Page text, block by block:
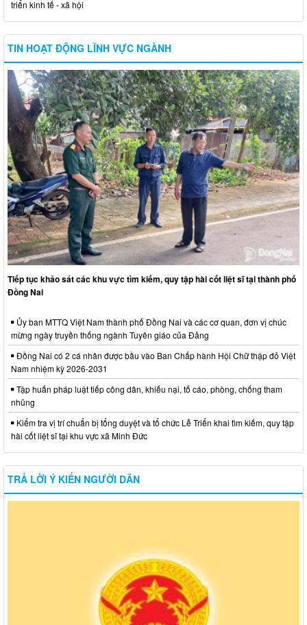
triển kinh tế - xã hội
TIN HOẠT ĐỘNG LĨNH VỰC NGÀNH
Tiếp tục khảo sát các khu vực tìm kiếm, quy tập hài cốt liệt sĩ tại thành phố
Đồng Nai
Ủy ban MTTQ Việt Nam thành phố Đồng Nai và các cơ quan, đơn vị chúc
mừng ngày truyền thống ngành Tuyên giáo của Đảng
Đồng Nai có 2 cá nhân được bầu vào Ban Chấp hành Hội Chữ thập đỏ Việt
Nam nhiệm kỳ 2026-2031
Tập huấn pháp luật tiếp công dân, khiếu nại, tố cáo, phòng, chống tham
nhũng
Kiểm tra vị trí chuẩn bị tổng duyệt và tổ chức Lễ Triển khai tìm kiếm, quy tập
hài cốt liệt sĩ tại khu vực xã Minh Đức
TRẢ LỜI Ý KIẾN NGƯỜI DÂN